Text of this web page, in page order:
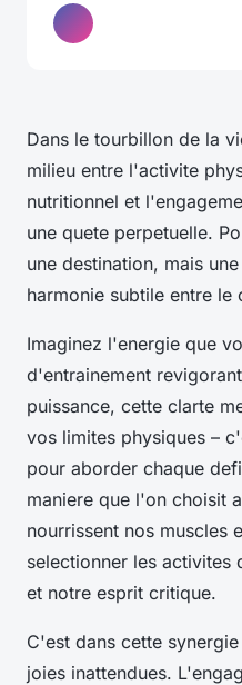
Dans le tourbillon de la
milieu entre l'activite
nutritionnel et
une quete perpetuelle.
une destination, mais
harmonie subtile entre
Imaginez l'energie que
d'entrainement
puissance, cette clarte
vos limites physiques –
pour aborder chaque
maniere que l'on choisit
nourrissent nos muscles
selectionner les activites
et notre esprit critique.
C'est dans cette
joies inattendues.